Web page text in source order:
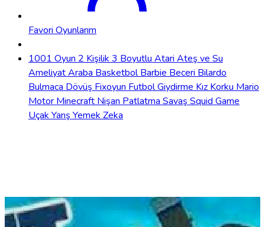
Favori Oyunlarım
1001 Oyun 2 Kişilik 3 Boyutlu Atari Ateş ve Su
AmeliyatAraba BasketbolBarbie Beceri Bilardo
Bulmaca Dövüş Fixoyun FutbolGiydirme Kız Korku Mario
Motor Minecraft Nişan Patlatma Savaş Squid Game
Uçak Yarış Yemek Zeka